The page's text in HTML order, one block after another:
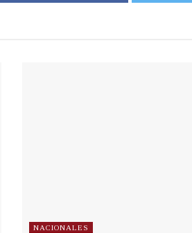
NACIONALES